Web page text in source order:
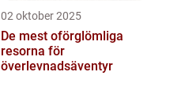
02 oktober 2025
De mest oförglömliga
resorna för
överlevnadsäventyr